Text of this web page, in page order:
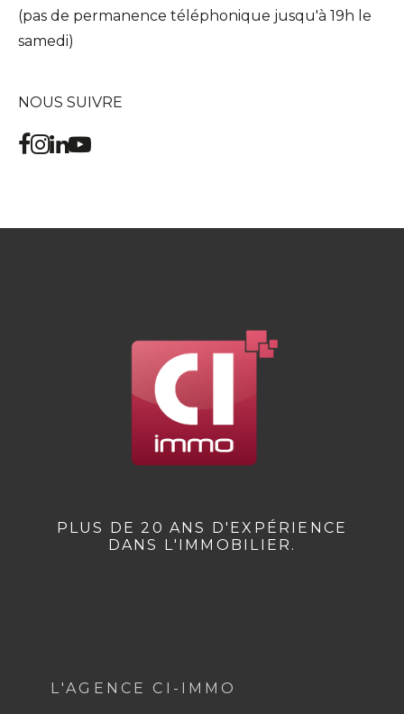
(pas de permanence téléphonique jusqu'à 19h le
samedi)
NOUS SUIVRE
PLUS DE 20 ANS D'EXPÉRIENCE
DANS L'IMMOBILIER.
L'AGENCE CI-IMMO